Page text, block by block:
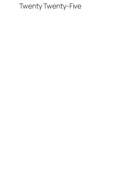
Twenty Twenty-Five